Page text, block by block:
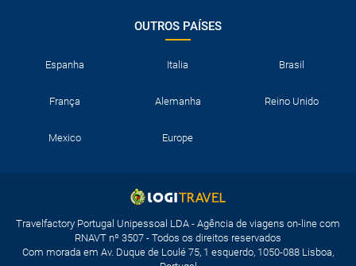
OUTROS PAÍSES
Espanha Italia Brasil
França Alemanha Reino Unido
Mexico Europe
Travelfactory Portugal Unipessoal LDA - Agência de viagens on-line com
RNAVT nº 3507 - Todos os direitos reservados
Com morada em Av. Duque de Loulé 75, 1 esquerdo, 1050-088 Lisboa,